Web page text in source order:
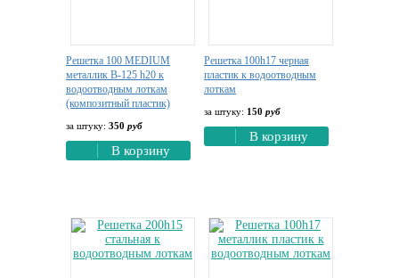
Решетка 100 MEDIUM
металлик В-125 h20 к
водоотводным лоткам
(композитный пластик)
за штуку: 350 руб
В корзину
Решетка 100h17 черная
пластик к водоотводным
лоткам
за штуку: 150 руб
В корзину